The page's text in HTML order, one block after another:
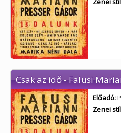
Csak az idő - Falusi
Előadó:
Zenei